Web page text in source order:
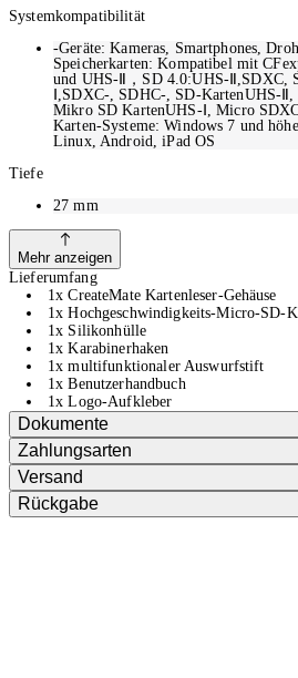
Hochgeschwindigkeits-Micro-SD-
Übertragungsrate von bis zu 312 MB/s
kundenspezifische Auswurfstift dient
Smartphones als auch als temporärer
Demontage und den Zusammenbau von
Gehäuse besteht aus einer integrierten
langlebig. Das innere und äussere Gehäuse
Type-Struktur ausgestattet, die mit einer
und einen professionellen Schutz nach IP54
Systemkompatibilität
-Geräte: Kameras, Smartphones,
Speicherkarten: Kompatibel mit
und UHS-Ⅱ，SD 4.0:UHS-Ⅱ,SDXC,
Ⅰ,SDXC-, SDHC-, SD-KartenUHS-
Mikro SD KartenUHS-Ⅰ, Micro
Karten-Systeme: Windows 7 und
Linux, Android, iPad OS
Tiefe
27mm
Mehr anzeigen
Lieferumfang
1x CreateMate Kartenleser-Gehäuse
1x Hochgeschwindigkeits-Micro-SD-
1x Silikonhülle
1x Karabinerhaken
1x multifunktionaler Auswurfstift
1x Benutzerhandbuch
1x Logo-Aufkleber
Dokumente
Zahlungsarten
Versand
Rückgabe